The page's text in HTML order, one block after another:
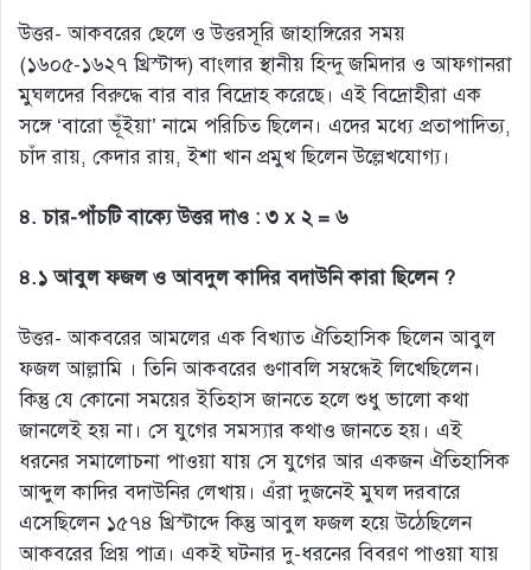
উত্তর- আকবরের ছেলে ও উত্তরসূরি জাহাঙ্গিরের সময়
(১৬০৫-১৬২৭ খ্রিস্টাব্দ) বাংলার স্থানীয় হিন্দু জমিদার ও আফগানরা
মুঘলদের বিরুদ্ধে বার বার বিদ্রোহ করেছে। এই বিদ্রোহীরা এক
সঙ্গে ‘বারো ভূঁইয়া’ নামে পরিচিত ছিলেন। এদের মধ্যে প্রতাপাদিত্য,
চাঁদ রায়, কেদার রায়, ইশা খান প্রমুখ ছিলেন উল্লেখযোগ্য।
৪. চার-পাঁচটি বাক্যে উত্তর দাও : ৩ x ২ = ৬
৪.১ আবুল ফজল ও আবদুল কাদির বদাউনি কারা ছিলেন ?
উত্তর- আকবরের আমলের এক বিখ্যাত ঐতিহাসিক ছিলেন আবুল
ফজল আল্লামি । তিনি আকবরের গুণাবলি সম্বন্ধেই লিখেছিলেন।
কিন্তু যে কোনো সময়ের ইতিহাস জানতে হলে শুধু ভালো কথা
জানলেই হয় না। সে যুগের সমস্যার কথাও জানতে হয়। এই
ধরনের সমালোচনা পাওয়া যায় সে যুগের আর একজন ঐতিহাসিক
আব্দুল কাদির বদাউনির লেখায়। এঁরা দুজনেই মুঘল দরবারে
এসেছিলেন ১৫৭৪ খ্রিস্টাব্দে কিন্তু আবুল ফজল হয়ে উঠেছিলেন
আকবরের প্রিয় পাত্র। একই ঘটনার দু-ধরনের বিবরণ পাওয়া যায়